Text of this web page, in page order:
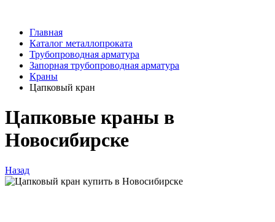
Главная
Каталог металлопроката
Трубопроводная арматура
Запорная трубопроводная арматура
Краны
Цапковый кран
Цапковые краны в
Новосибирске
Назад